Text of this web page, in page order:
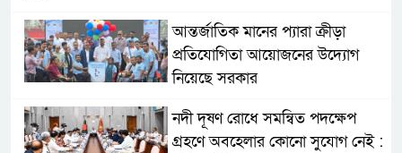
আন্তর্জাতিক মানের প্যারা ক্রীড়া
প্রতিযোগিতা আয়োজনের উদ্যোগ
নিয়েছে সরকার
নদী দূষণ রোধে সমন্বিত পদক্ষেপ
গ্রহণে অবহেলার কোনো সুযোগ নেই :